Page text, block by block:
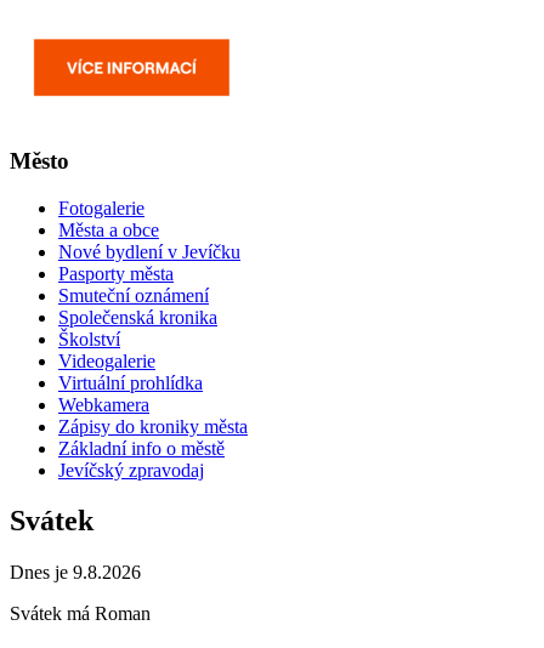
Město
Fotogalerie
Města a obce
Nové bydlení v Jevíčku
Pasporty města
Smuteční oznámení
Společenská kronika
Školství
Videogalerie
Virtuální prohlídka
Webkamera
Zápisy do kroniky města
Základní info o městě
Jevíčský zpravodaj
Svátek
Dnes je 9.8.2026
Svátek má Roman